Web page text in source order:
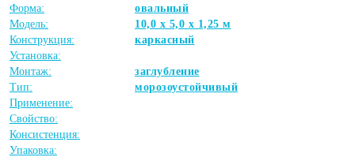
Форма:
овальный
Модель:
10,0 х 5,0 х 1,25 м
Конструкция:
каркасный
Установка:
Монтаж:
заглубление
Тип:
морозоустойчивый
Применение:
Свойство:
Консистенция:
Упаковка: